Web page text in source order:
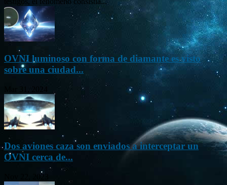
OVNI luminoso con forma de diamante es visto
sobre una ciudad...
Dos aviones caza son enviados a interceptar un
OVNI cerca de...
Nov 22, 2023